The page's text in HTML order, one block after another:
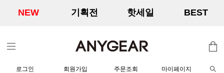
NEW 기획전 핫세일 BEST
로그인 회원가입 주문조회 마이페이지